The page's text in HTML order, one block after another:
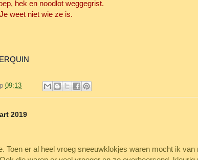
hek en noodlot weggegrist.
weet niet wie ze is.
09:13
2019
Toen er al heel vroeg sneeuwklokjes waren mocht ik van